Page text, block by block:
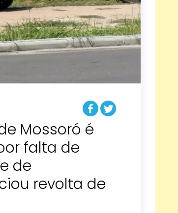
Mossoró é
falta de
de
revolta de